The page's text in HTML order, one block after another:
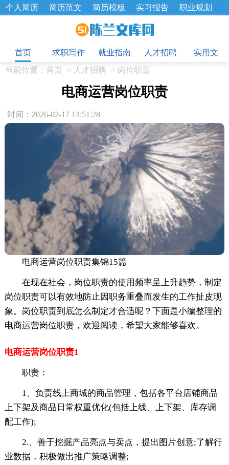
个人简历 简历范文 简历模板 实习报告
职业规划
招聘选拔 绩效考核 企业文化
工作总结
辞职报告
首页
求职写作 就业指南 人才招聘
实用文
当前位置： 首页 > 人才招聘 > 岗位职责
电商运营岗位职责
时间：2026-02-17 13:51:28
电商运营岗位职责集锦15篇
在现在社会，岗位职责的使用频率呈上升趋势，制定
岗位职责可以有效地防止因职务重叠而发生的工作扯皮现
象。岗位职责到底怎么制定才合适呢？下面是小编整理的
电商运营岗位职责，欢迎阅读，希望大家能够喜欢。
电商运营岗位职责1
职责：
1、负责线上商城的商品管理，包括各平台店铺商品
上下架及商品日常权重优化(包括上线、上下架、库存调
配工作);
2.、善于挖掘产品亮点与卖点，提出图片创意;了解行
业数据，积极做出推广策略调整;